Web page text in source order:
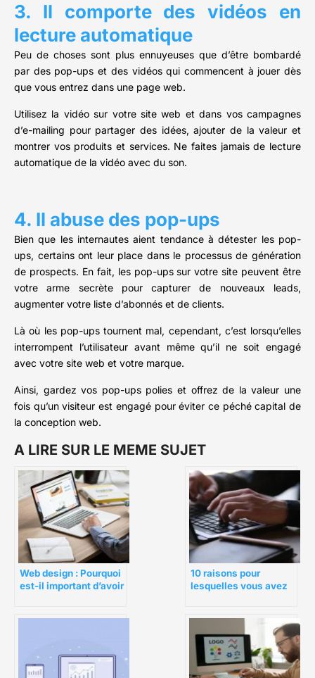
3. Il comporte des vidéos en
lecture automatique
Peu de choses sont plus ennuyeuses que d’être bombardé
par des pop-ups et des vidéos qui commencent à jouer dès
que vous entrez dans une page web.
Utilisez la vidéo sur votre site web et dans vos campagnes
d’e-mailing pour partager des idées, ajouter de la valeur et
montrer vos produits et services. Ne faites jamais de lecture
automatique de la vidéo avec du son.
4. Il abuse des pop-ups
Bien que les internautes aient tendance à détester les pop-
ups, certains ont leur place dans le processus de génération
de prospects. En fait, les pop-ups sur votre site peuvent être
votre arme secrète pour capturer de nouveaux leads,
augmenter votre liste d’abonnés et de clients.
Là où les pop-ups tournent mal, cependant, c’est lorsqu’elles
interrompent l’utilisateur avant même qu’il ne soit engagé
avec votre site web et votre marque.
Ainsi, gardez vos pop-ups polies et offrez de la valeur une
fois qu’un visiteur est engagé pour éviter ce péché capital de
la conception web.
A LIRE SUR LE MEME SUJET
Web design : Pourquoi
est-il important d’avoir
10 raisons pour
lesquelles vous avez